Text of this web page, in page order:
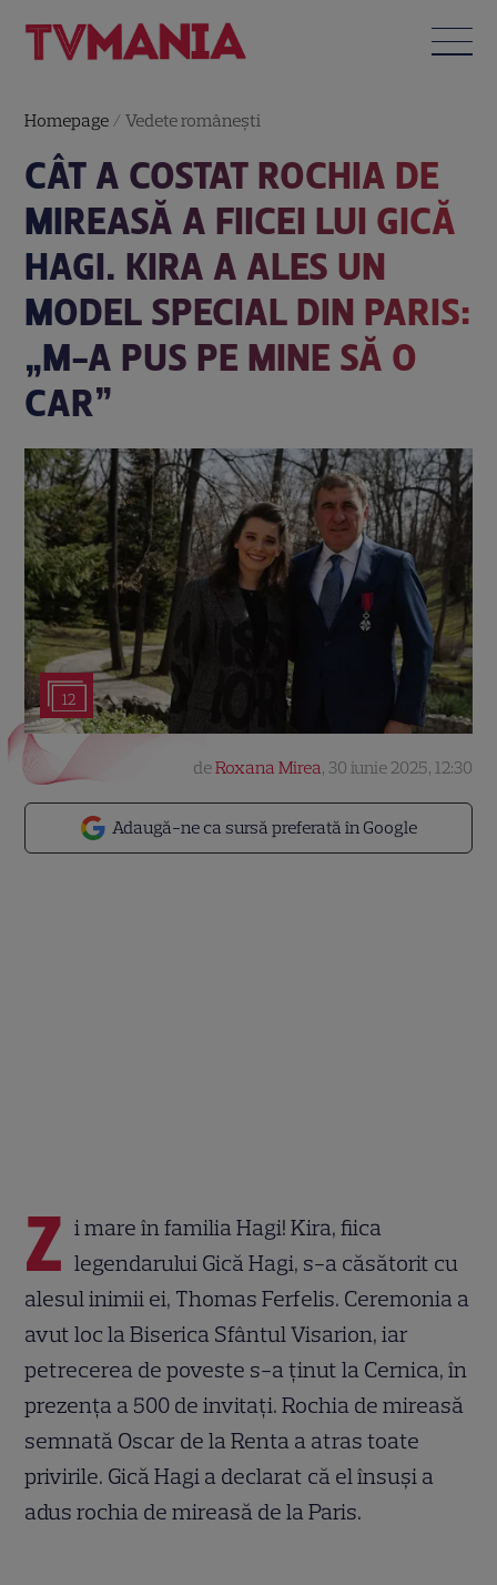
Homepage /Vedete româneşti
CÂT A COSTAT ROCHIA DE
MIREASĂ A FIICEI LUI GICĂ
HAGI. KIRA A ALES UN
MODEL SPECIAL DIN PARIS:
„M-A PUS PE MINE SĂ O
CAR”
12
Adaugă-ne ca sursă preferată în Google
deRoxana Mirea, 30 iunie 2025, 12:30
Z i mare în familia Hagi! Kira, fiica
legendarului Gică Hagi, s-a căsătorit cu
alesul inimii ei, Thomas Ferfelis. Ceremonia a
avut loc la Biserica Sfântul Visarion, iar
petrecerea de poveste s-a ținut la Cernica, în
prezența a 500 de invitați. Rochia de mireasă
semnată Oscar de la Renta a atras toate
privirile. Gică Hagi a declarat că el însuși a
adus rochia de mireasă de la Paris.